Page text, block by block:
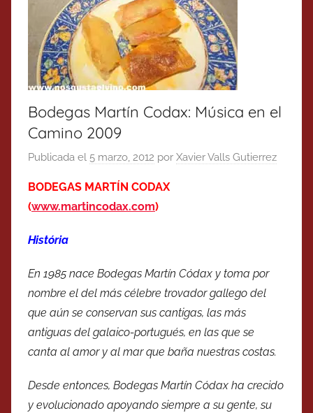
Bodegas Martín Codax: Música en el
Camino 2009
Publicada el 5 marzo, 2012 por Xavier Valls Gutierrez
BODEGAS MARTÍN CODAX
(www.martincodax.com)
História
En 1985 nace Bodegas Martín Códax y toma por
nombre el del más célebre trovador gallego del
que aún se conservan sus cantigas, las más
antiguas del galaico-portugués, en las que se
canta al amor y al mar que baña nuestras costas.
Desde entonces, Bodegas Martín Códax ha crecido
y evolucionado apoyando siempre a su gente, su